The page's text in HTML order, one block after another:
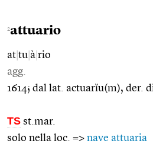
2attuario
at tu à rio
agg.
1614; dal lat. actuarĭu(m), der.
TS st.mar.
solo nella loc. => nave attuaria